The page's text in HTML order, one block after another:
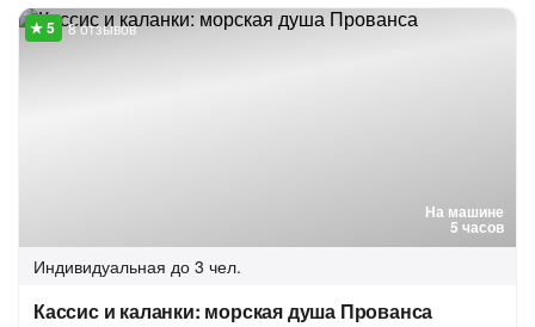
На машине
5 часов
8 отзывов
Индивидуальная до 3 чел.
Кассис и каланки: морская душа Прованса